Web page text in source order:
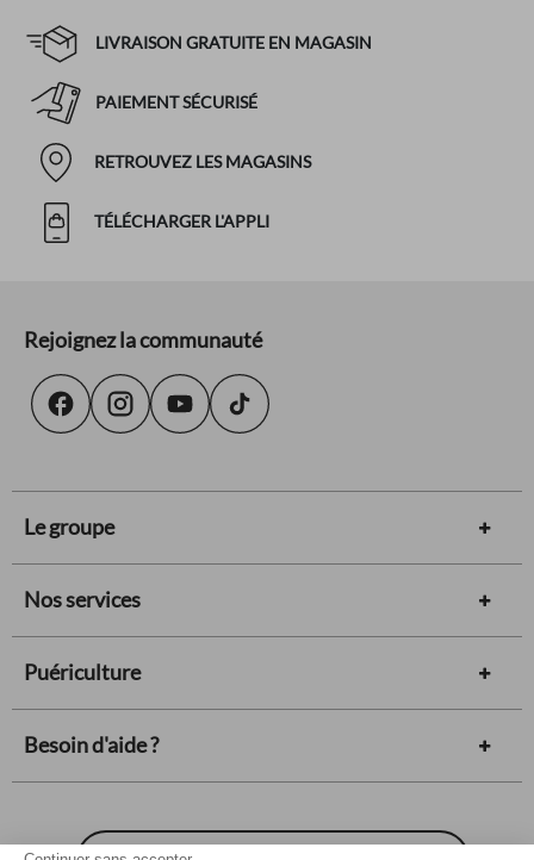
LIVRAISON GRATUITE EN MAGASIN
PAIEMENT SÉCURISÉ
RETROUVEZ LES MAGASINS
TÉLÉCHARGER L'APPLI
Rejoignez la communauté
Le groupe
Nos services
Puériculture
Besoin d'aide ?